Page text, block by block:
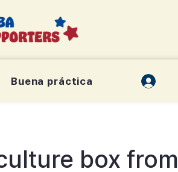
Buena práctica
box from